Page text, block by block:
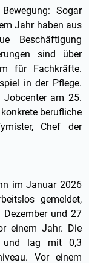
Sogar
Jahr haben aus
Beschäftigung
sind über
für Fachkräfte.
in der Pflege.
am 25.
berufliche
Chef der
im Januar 2026
gemeldet,
und 27
einem Jahr. Die
und lag mit 0,3
Vor einem